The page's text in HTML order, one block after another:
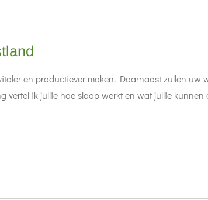
en productiever maken. Daarnaast zullen uw
ik jullie hoe slaap werkt en wat jullie kunnen